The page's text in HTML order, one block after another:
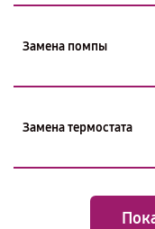
Замена помпы
Замена термостата